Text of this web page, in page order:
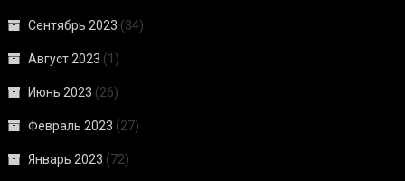
Сентябрь 2023 (34)
Август 2023 (1)
Июнь 2023 (26)
Февраль 2023 (27)
Январь 2023 (72)